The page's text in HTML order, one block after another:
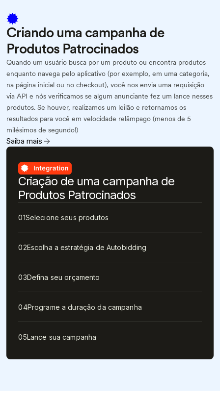
Criando uma campanha de
Produtos Patrocinados
Quando um usuário busca por um produto ou encontra produtos
enquanto navega pelo aplicativo (por exemplo, em uma categoria,
na página inicial ou no checkout), você nos envia uma requisição
via API e nós verificamos se algum anunciante fez um lance nesses
produtos. Se houver, realizamos um leilão e retornamos os
resultados para você em velocidade relâmpago (menos de 5
milésimos de segundo!)
Saiba mais
Criação de uma campanha de
Produtos Patrocinados
01Selecione seus produtos
02Escolha a estratégia de Autobidding
03Defina seu orçamento
04Programe a duração da campanha
05Lance sua campanha